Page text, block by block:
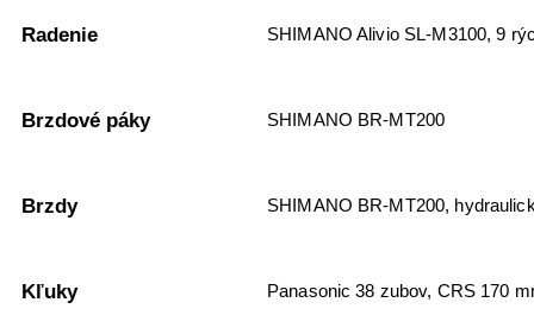
Radenie SHIMANO Alivio SL-M3100, 9
Brzdové páky SHIMANO BR-MT200
Brzdy SHIMANO BR-MT200,
Kľuky Panasonic 38 zubov, CRS 170